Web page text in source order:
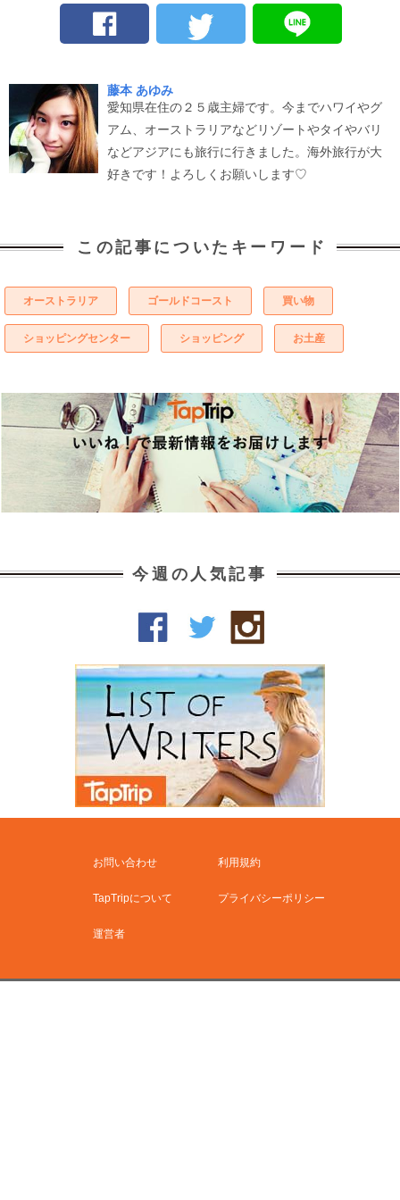
藤本 あゆみ
愛知県在住の２５歳主婦です。今までハワイやグ
アム、オーストラリアなどリゾートやタイやバリ
などアジアにも旅行に行きました。海外旅行が大
好きです！よろしくお願いします♡
この記事についたキーワード
オーストラリア ゴールドコースト 買い物
ショッピングセンター ショッピング お土産
今週の人気記事
お問い合わせ 利用規約
TapTripについて プライバシーポリシー
運営者